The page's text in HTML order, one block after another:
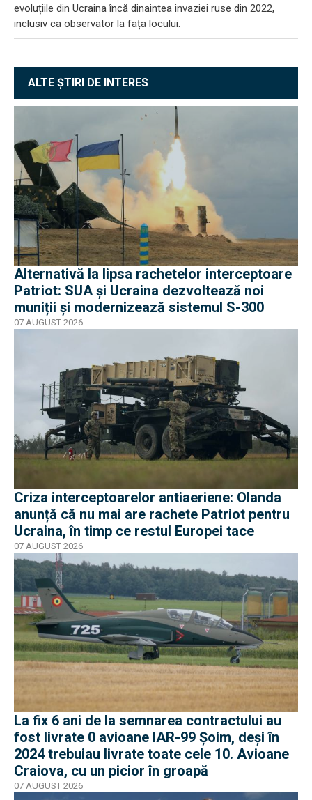
evoluțiile din Ucraina încă dinaintea invaziei ruse din 2022,
inclusiv ca observator la fața locului.
ALTE ȘTIRI DE INTERES
Alternativă la lipsa rachetelor interceptoare
Patriot: SUA și Ucraina dezvoltează noi
muniții și modernizează sistemul S-300
07 AUGUST 2026
Criza interceptoarelor antiaeriene: Olanda
anunță că nu mai are rachete Patriot pentru
Ucraina, în timp ce restul Europei tace
07 AUGUST 2026
La fix 6 ani de la semnarea contractului au
fost livrate 0 avioane IAR-99 Șoim, deși în
2024 trebuiau livrate toate cele 10. Avioane
Craiova, cu un picior în groapă
07 AUGUST 2026